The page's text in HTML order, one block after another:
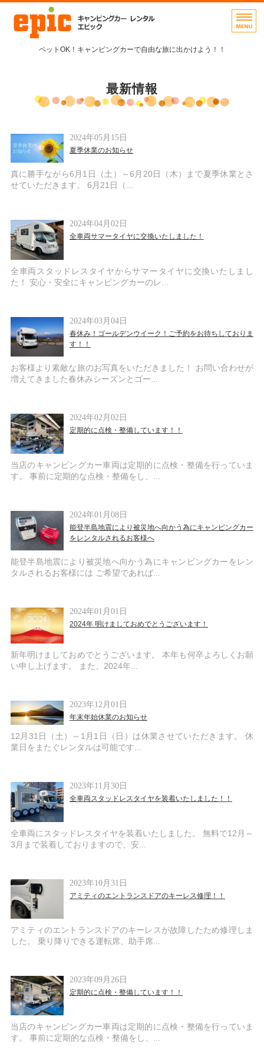
キャンピングカーレン
ペットOK！キャンピングカーで自由な旅に出かけよう！！
車両紹介・料金
仮予約・お問い合わせ
アクセス・事務所概要
最新情報
2024年05月15日
夏季休業のお知らせ
真に勝手ながら6月1日（土）～6月20日（木）まで夏季休業とさ
せていただきます。 6月21日（...
2024年04月02日
全車両サマータイヤに交換いたしました！
全車両スタッドレスタイヤからサマータイヤに交換いたしまし
た！ 安心・安全にキャンピングカーのレ...
2024年03月04日
春休み！ゴールデンウイーク！ご予約をお待ちしておりま
す！！
お客様より素敵な旅のお写真をいただきました！ お問い合わせが
増えてきました春休みシーズンとゴー...
2024年02月02日
定期的に点検・整備しています！！
当店のキャンピングカー車両は定期的に点検・整備を行っていま
す。 事前に定期的な点検・整備をし、...
2024年01月08日
能登半島地震により被災地へ向かう為にキャンピングカー
をレンタルされるお客様へ
能登半島地震により被災地へ向かう為にキャンピングカーをレン
タルされるお客様には ご希望であれば...
2024年01月01日
2024年 明けましておめでとうございます！
新年明けましておめでとうございます。 本年も何卒よろしくお願
い申し上げます。 また、2024年...
2023年12月01日
年末年始休業のお知らせ
12月31日（土）～1月1日（日）は休業させていただきます。 休
業日をまたぐレンタルは可能です...
2023年11月30日
全車両スタッドレスタイヤを装着いたしました！！
全車両にスタッドレスタイヤを装着いたしました。 無料で12月～
3月まで装着しておりますので、安...
2023年10月31日
アミティのエントランスドアのキーレス修理！！
アミティのエントランスドアのキーレスが故障したため修理しま
した。 乗り降りできる運転席、助手席...
2023年09月26日
定期的に点検・整備しています！！
当店のキャンピングカー車両は定期的に点検・整備を行っていま
す。 事前に定期的な点検・整備をし、...